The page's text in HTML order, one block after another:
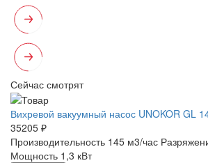
Сейчас смотрят
Вихревой вакуумный насос UNOKOR GL
35205 ₽
Производительность 145 м3/час
Мощность 1,3 кВт